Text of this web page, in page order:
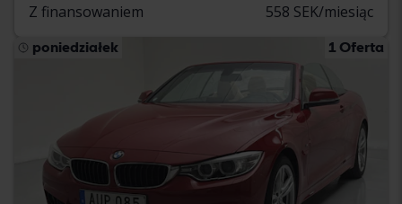
Z finansowaniem 558 SEK/miesiąc
poniedziałek 1 Oferta